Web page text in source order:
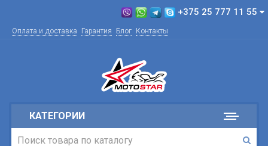
+375 25 777 11 55
Оплата и доставка Гарантия Блог Контакты
КАТЕГОРИИ